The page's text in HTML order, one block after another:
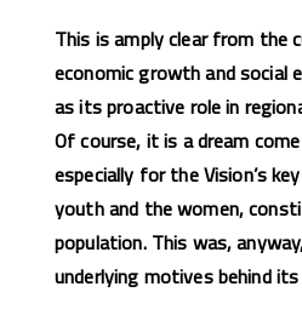
This is amply clear from the
economic growth and social
as its proactive role in
Of course, it is a dream
especially for the Vision’s
youth and the women,
population. This was,
underlying motives behind its